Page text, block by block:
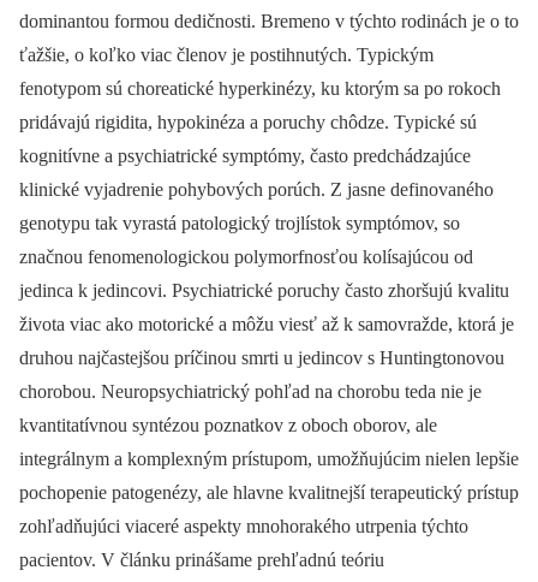
dominantou formou dedičnosti. Bremeno v týchto rodinách je o to
ťažšie, o koľko viac členov je postihnutých. Typickým
fenotypom sú choreatické hyperkinézy, ku ktorým sa po rokoch
pridávajú rigidita, hypokinéza a poruchy chôdze. Typické sú
kognitívne a psychiatrické symptómy, často predchádzajúce
klinické vyjadrenie pohybových porúch. Z jasne definovaného
genotypu tak vyrastá patologický trojlístok symptómov, so
značnou fenomenologickou poly­morfnosťou kolísajúcou od
jedinca k jedincovi. Psychiatrické poruchy často zhoršujú kvalitu
života viac ako motorické a môžu viesť až k samovražde, ktorá je
druhou najčastejšou príčinou smrti u jedincov s Huntingtonovou
chorobou. Neuropsychiatrický pohľad na chorobu teda nie je
kvantitatívnou syntézou poznatkov z oboch oborov, ale
integrálnym a komplexným prístupom, umožňujúcim nielen lepšie
pochopenie patogenézy, ale hlavne kvalitnejší terapeutický prístup
zohľadňujúci viaceré aspekty mnohorakého utrpenia týchto
pacientov. V článku prinášame prehľadnú teóriu